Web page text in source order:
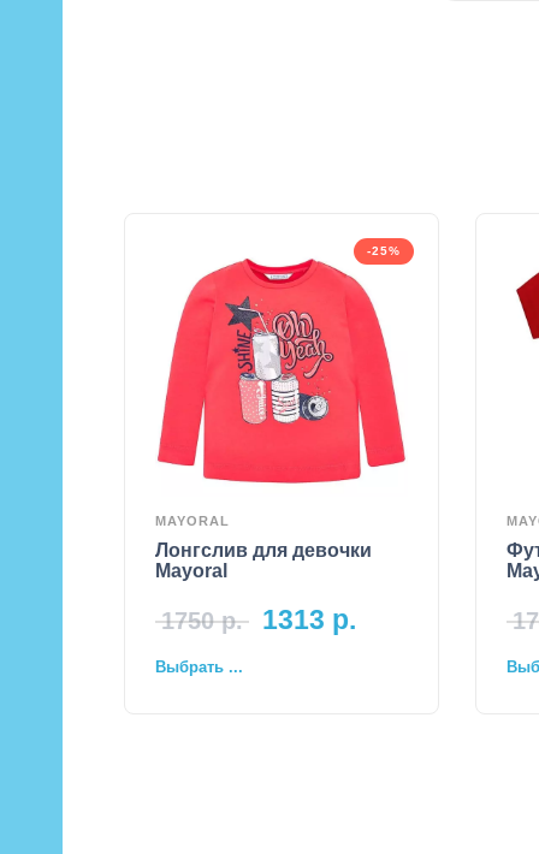
-25%
MAYORAL
Лонгслив для девочки
Mayoral
1750р. 1313 р.
Выбрать ...